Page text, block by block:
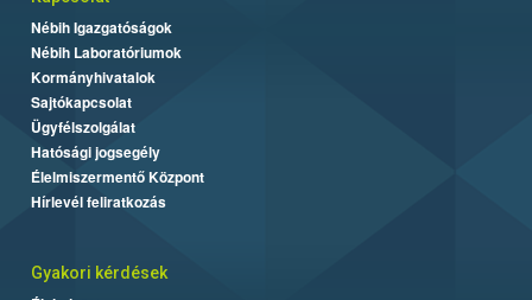
Nébih Igazgatóságok
Nébih Laboratóriumok
Kormányhivatalok
Sajtókapcsolat
Ügyfélszolgálat
Hatósági jogsegély
Élelmiszermentő Központ
Hírlevél feliratkozás
Gyakori kérdések